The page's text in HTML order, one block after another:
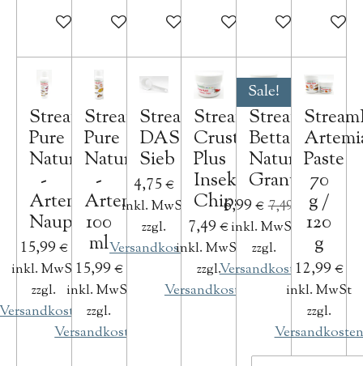
In den WarenkorbIn den WarenkorbIn den WarenkorbIn den Warenkorb
In den In
StreamBiz
Pure
Nature
-
Artemia
Nauplien
15,99 €
inkl. MwSt
zzgl.
Versandkosten
StreamBiz
Pure
Nature
-
Artemia
100
ml
15,99 €
inkl. MwSt
zzgl.
Versandkosten
StreamBiz
DAS
Sieb
4,75 €
inkl. MwSt
zzgl.
Versandkosten
StreamBiz
Crusta
Plus
Insekten
Chips
7,49 €
inkl. MwSt
zzgl.
Versandkosten
Sale!
StreamBiz
Betta
Nature
Granulat
6,99 €7,49 €
inkl. MwSt
zzgl.
Versandkosten
Paste
70
g /
120
g
12,99 €
inkl. MwSt
zzgl.
Versandkosten